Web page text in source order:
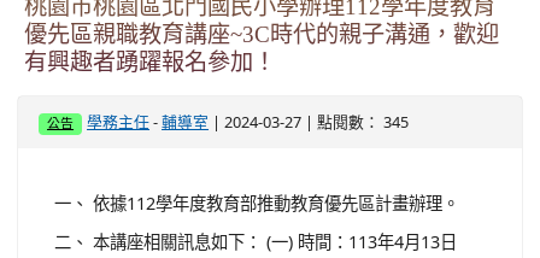
桃園市桃園區北門國民小學辦理112學年度教育
優先區親職教育講座~3C時代的親子溝通，歡迎
有興趣者踴躍報名參加！
公告 學務主任 -輔導室 | 2024-03-27 | 點閱數： 345
一、 依據112學年度教育部推動教育優先區計畫辦理。
二、 本講座相關訊息如下： (一) 時間：113年4月13日